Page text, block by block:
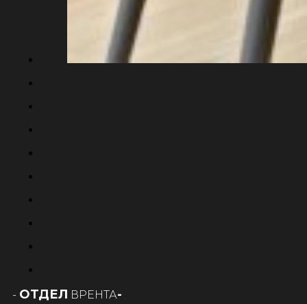
- ОТДЕЛ ВРЕНТА-